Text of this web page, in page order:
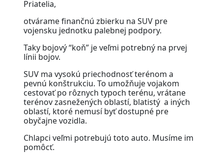
Priatelia,
otvárame finančnú zbierku na SUV pre
vojensku jednotku palebnej podpory.
Taky bojový “koň” je veľmi potrebný na prvej
línii bojov.
SUV ma vysokú priechodnosť terénom a
pevnú konštrukciu. To umožňuje vojakom
cestovať po rôznych typoch terénu, vrátane
terénov zasnežených oblastí, blatistý a iných
oblastí, ktoré nemusí byť dostupné pre
obyčajne vozidla.
Chlapci veľmi potrebujú toto auto. Musíme im
pomôcť.